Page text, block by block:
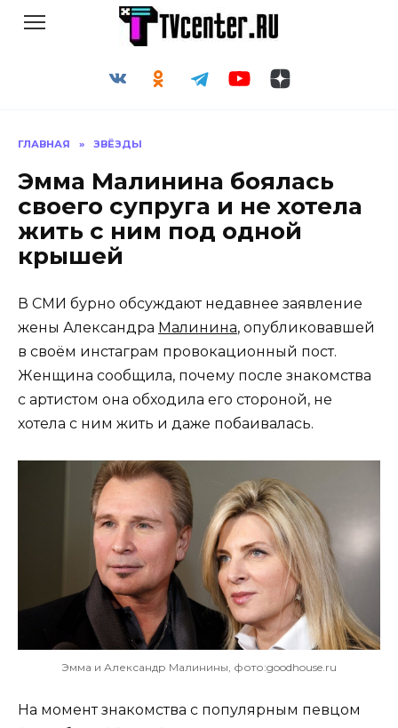
ГЛАВНАЯ » ЗВЁЗДЫ
Эмма Малинина боялась
своего супруга и не хотела
жить с ним под одной
крышей
В СМИ бурно обсуждают недавнее заявление
жены Александра Малинина, опубликовавшей
в своём инстаграм провокационный пост.
Женщина сообщила, почему после знакомства
с артистом она обходила его стороной, не
хотела с ним жить и даже побаивалась.
Эмма и Александр Малинины, фото:goodhouse.ru
На момент знакомства с популярным певцом